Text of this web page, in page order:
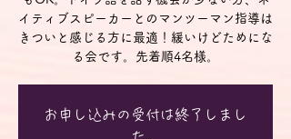
イティブスピーカーとのマンツーマン指導は
きついと感じる方に最適！緩いけどためにな
る会です。先着順4名様。
お申し込みの受付は終了しまし